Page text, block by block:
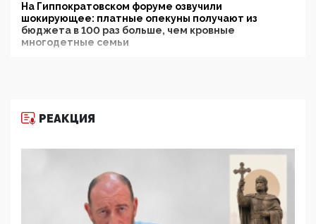
На Гиппократовском форуме озвучили
шокирующее: платные опекуны получают из
бюджета в 100 раз больше, чем кровные
многодетные семьи
11:53, 09 Июня 2026
деятельность ИИТО ЮНЕСКО в России, но
цифроглобалисты продолжают определять
повестку в образовании
09:43, 01 Июня 2026
5G за счет здоровья граждан: Минцифры намерено
РЕАКЦИЯ